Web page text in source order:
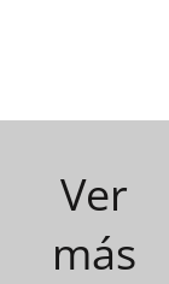
Ver
más